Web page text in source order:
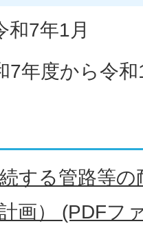
和7年1月
7年度から令
する管路等
画） (PDFフ